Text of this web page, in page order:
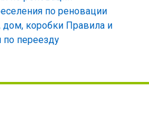
по реновации
Правила и
по переезду